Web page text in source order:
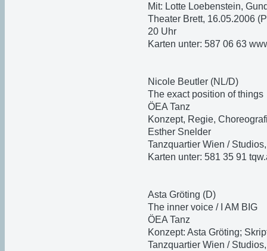
Mit: Lotte Loebenstein,
Theater Brett, 16.05.2006
20 Uhr
Karten unter: 587 06 63
Nicole Beutler (NL/D)
The exact position of things
ÖEA Tanz
Konzept, Regie,
Esther Snelder
Tanzquartier Wien /
Karten unter: 581 35 91
Asta Gröting (D)
The inner voice / I AM BIG
ÖEA Tanz
Konzept: Asta Gröting;
Tanzquartier Wien /